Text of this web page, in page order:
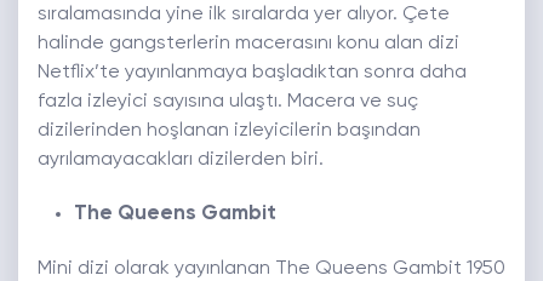
sıralamasında yine ilk sıralarda yer alıyor. Çete
halinde gangsterlerin macerasını konu alan dizi
Netflix’te yayınlanmaya başladıktan sonra daha
fazla izleyici sayısına ulaştı. Macera ve suç
dizilerinden hoşlanan izleyicilerin başından
ayrılamayacakları dizilerden biri.
The Queens Gambit
Mini dizi olarak yayınlanan The Queens Gambit 1950